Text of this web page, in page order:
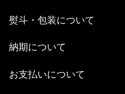
熨斗・包装について
納期について
お支払いについて